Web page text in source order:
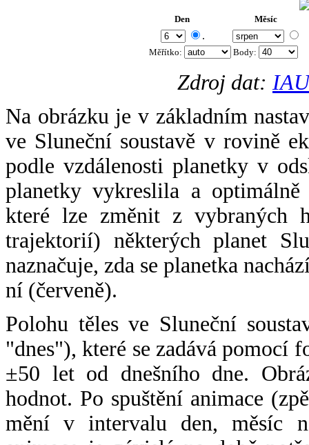
Den Měsíc
.
Měřítko: Body:
Zdroj dat:
Na obrázku je v základním
ve Sluneční soustavě v rovině
podle vzdálenosti planetky v
planetky vykreslila a
které lze změnit z vybraných
trajektorií) některých planet
naznačuje, zda se planetka
ní (červeně).
Polohu těles ve Sluneční
"dnes"), které se zadává pomocí
±50 let od dnešního dne.
hodnot. Po spuštění animace
mění v intervalu den, měsíc